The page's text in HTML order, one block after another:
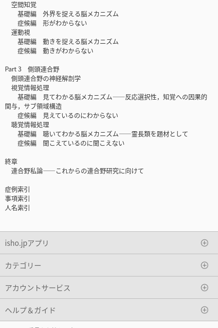
空間知覚
基礎編 外界を捉える脳メカニズム
症候編 形がわからない
運動視
基礎編 動きを捉える脳メカニズム
症候編 動きがわからない
Part 3 側頭連合野
側頭連合野の神経解剖学
視覚情報処理
基礎編 見てわかる脳メカニズム――反応選択性，知覚への因果的
関与，サブ領域構造
症候編 見えているのにわからない
聴覚情報処理
基礎編 聴いてわかる脳メカニズム――霊長類を題材として
症候編 聞こえているのに聞こえない
終章
連合野私論――これからの連合野研究に向けて
症例索引
事項索引
人名索引
isho.jpアプリ
カテゴリー
アカウントサービス
ヘルプ＆ガイド